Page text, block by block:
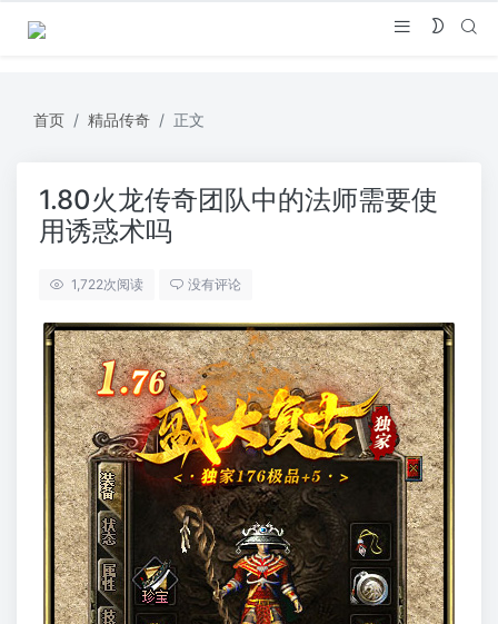
首页 精品传奇 正文
1.80火龙传奇团队中的法师需要使
用诱惑术吗
1,722次阅读 没有评论